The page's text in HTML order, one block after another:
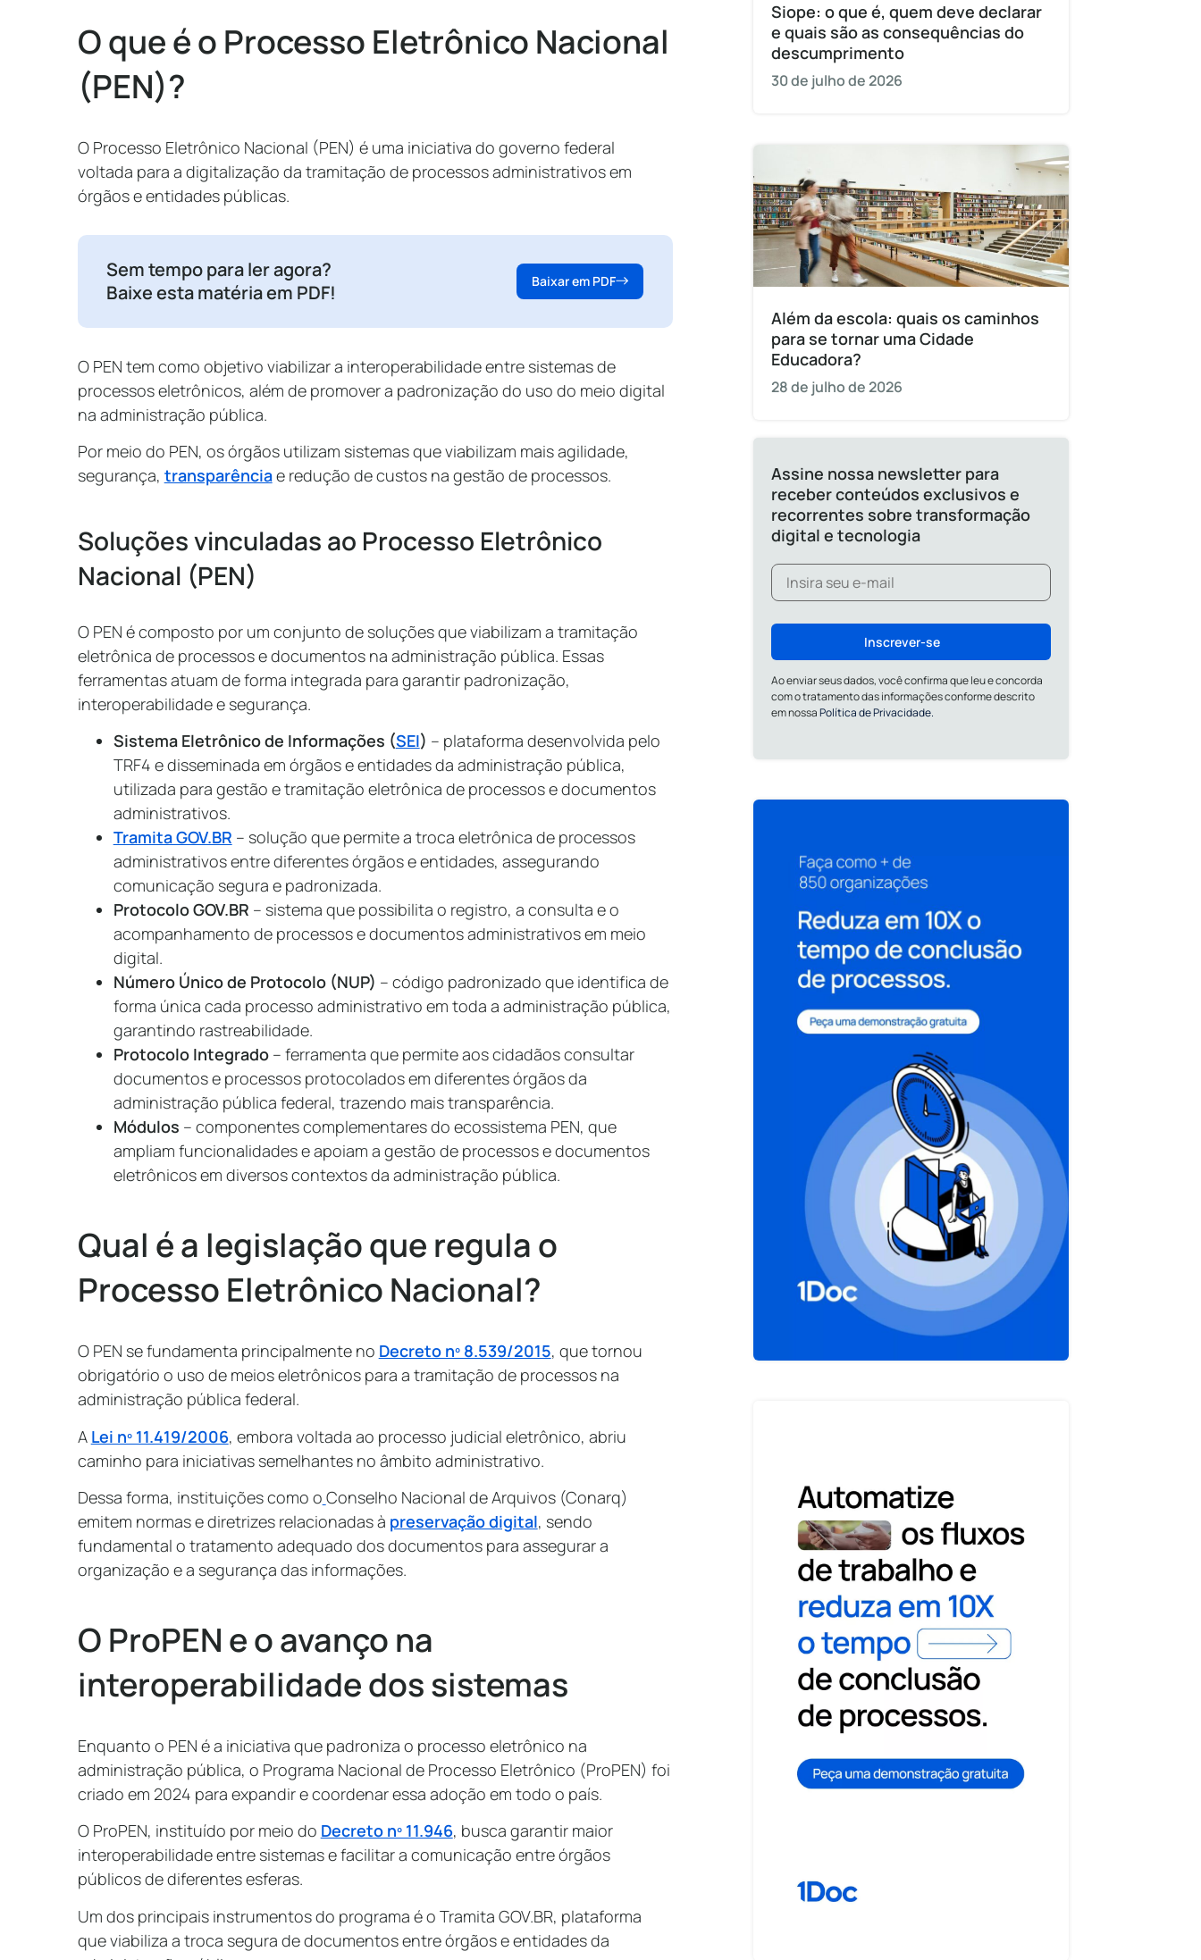
O que é o Processo Eletrônico Nacional
(PEN)?
O Processo Eletrônico Nacional (PEN) é uma iniciativa do governo federal
voltada para a digitalização da tramitação de processos administrativos em
órgãos e entidades públicas.
Sem tempo para ler agora?
Baixe esta matéria em PDF!
Baixar em PDF
O PEN tem como objetivo viabilizar a interoperabilidade entre sistemas de
processos eletrônicos, além de promover a padronização do uso do meio digital
na administração pública.
Por meio do PEN, os órgãos utilizam sistemas que viabilizam mais agilidade,
segurança, transparênciae redução de custos na gestão de processos.
Soluções vinculadas ao Processo Eletrônico
Nacional (PEN)
O PEN é composto por um conjunto de soluções que viabilizam a tramitação
eletrônica de processos e documentos na administração pública. Essas
ferramentas atuam de forma integrada para garantir padronização,
interoperabilidade e segurança.
Sistema Eletrônico de Informações (SEI) – plataforma desenvolvida pelo
TRF4 e disseminada em órgãos e entidades da administração pública,
utilizada para gestão e tramitação eletrônica de processos e documentos
administrativos.
Tramita GOV.BR – solução que permite a troca eletrônica de processos
administrativos entre diferentes órgãos e entidades, assegurando
comunicação segura e padronizada.
Protocolo GOV.BR – sistema que possibilita o registro, a consulta e o
acompanhamento de processos e documentos administrativos em meio
digital.
Número Único de Protocolo (NUP) – código padronizado que identifica de
forma única cada processo administrativo em toda a administração pública,
garantindo rastreabilidade.
Protocolo Integrado– ferramenta que permite aos cidadãos consultar
documentos e processos protocolados em diferentes órgãos da
administração pública federal, trazendo mais transparência.
Módulos – componentes complementares do ecossistema PEN, que
ampliam funcionalidades e apoiam a gestão de processos e documentos
eletrônicos em diversos contextos da administração pública.
Qual é a legislação que regula o
Processo Eletrônico Nacional?
O PEN se fundamenta principalmente no Decreto nº 8.539/2015, que tornou
obrigatório o uso de meios eletrônicos para a tramitação de processos na
administração pública federal.
A Lei nº 11.419/2006, embora voltada ao processo judicial eletrônico, abriu
caminho para iniciativas semelhantes no âmbito administrativo.
Dessa forma, instituições como o Conselho Nacional de Arquivos (Conarq)
emitem normas e diretrizes relacionadas à preservação digital, sendo
fundamental o tratamento adequado dos documentos para assegurar a
organização e a segurança das informações.
O ProPEN e o avanço na
interoperabilidade dos sistemas
Enquanto o PEN é a iniciativa que padroniza o processo eletrônico na
administração pública, o Programa Nacional de Processo Eletrônico (ProPEN) foi
criado em 2024 para expandir e coordenar essa adoção em todo o país.
O ProPEN, instituído por meio do Decreto nº 11.946, busca garantir maior
interoperabilidade entre sistemas e facilitar a comunicação entre órgãos
públicos de diferentes esferas.
Um dos principais instrumentos do programa é o Tramita GOV.BR, plataforma
que viabiliza a troca segura de documentos entre órgãos e entidades da
Siope: o que é, quem deve declarar
e quais são as consequências do
descumprimento
30 de julho de 2026
Além da escola: quais os caminhos
para se tornar uma Cidade
Educadora?
28 de julho de 2026
Assine nossa newsletter para
receber conteúdos exclusivos e
recorrentes sobre transformação
digital e tecnologia
Inscrever-se
Ao enviar seus dados, você confirma que leu e concorda
com o tratamento das informações conforme descrito
em nossaPolítica de Privacidade.